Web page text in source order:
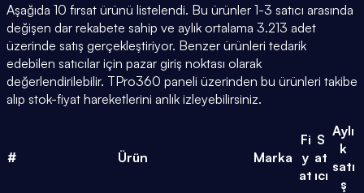
Aşağıda 10 fırsat ürünü listelendi. Bu ürünler 1-3 satıcı arasında
değişen dar rekabete sahip ve aylık ortalama 3.213 adet
üzerinde satış gerçekleştiriyor. Benzer ürünleri tedarik
edebilen satıcılar için pazar giriş noktası olarak
değerlendirilebilir. TPro360 paneli üzerinden bu ürünleri takibe
alıp stok-fiyat hareketlerini anlık izleyebilirsiniz.
# Ürün Marka
Fi
y
at
S
at
ıcı
Aylı
k
satı
ş